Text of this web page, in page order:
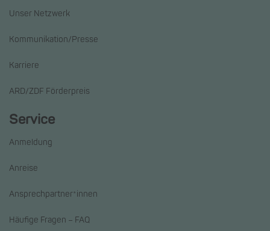
Unser Netzwerk
Kommunikation/Presse
Karriere
ARD/ZDF Förderpreis
Service
Anmeldung
Anreise
Ansprechpartner*innen
Häufige Fragen – FAQ